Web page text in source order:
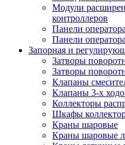
Модули
контроллеров
Панели
Панели оператора
Запорная и
Затворы
Затворы
Клапаны
Клапаны 3-х
Коллекторы
Шкафы
Краны шаровые
Краны шаровые